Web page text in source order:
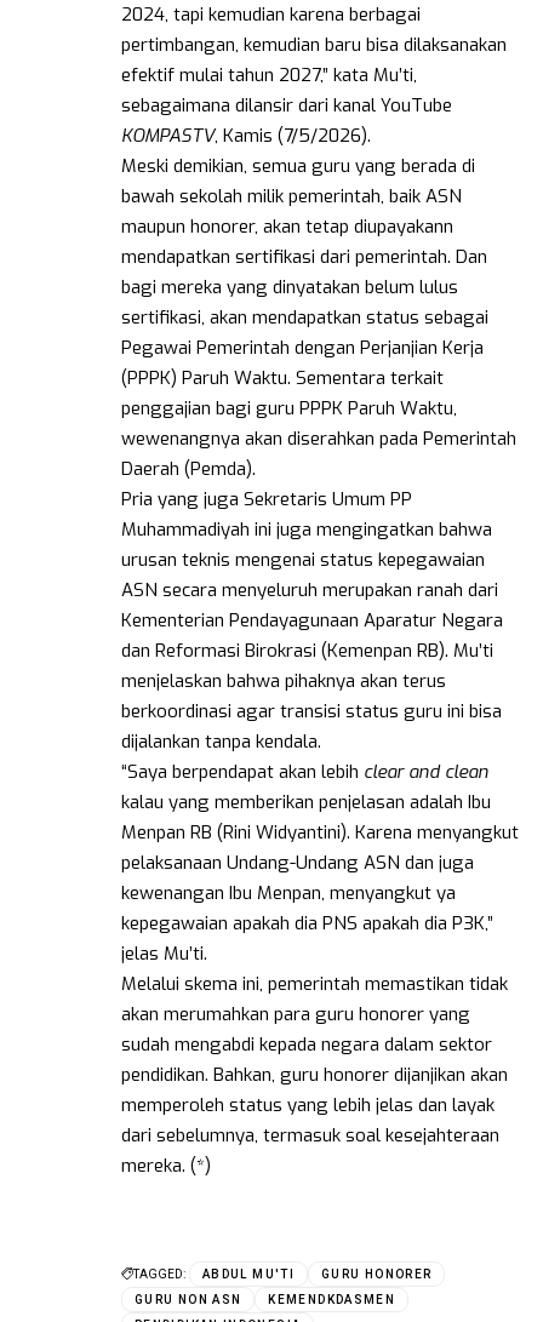
2024, tapi kemudian karena berbagai
pertimbangan, kemudian baru bisa dilaksanakan
efektif mulai tahun 2027,” kata Mu’ti,
sebagaimana dilansir dari kanal YouTube
KOMPASTV, Kamis (7/5/2026).
Meski demikian, semua guru yang berada di
bawah sekolah milik pemerintah, baik ASN
maupun honorer, akan tetap diupayakann
mendapatkan sertifikasi dari pemerintah. Dan
bagi mereka yang dinyatakan belum lulus
sertifikasi, akan mendapatkan status sebagai
Pegawai Pemerintah dengan Perjanjian Kerja
(PPPK) Paruh Waktu. Sementara terkait
penggajian bagi guru PPPK Paruh Waktu,
wewenangnya akan diserahkan pada Pemerintah
Daerah (Pemda).
Pria yang juga Sekretaris Umum PP
Muhammadiyah ini juga mengingatkan bahwa
urusan teknis mengenai status kepegawaian
ASN secara menyeluruh merupakan ranah dari
Kementerian Pendayagunaan Aparatur Negara
dan Reformasi Birokrasi (Kemenpan RB). Mu’ti
menjelaskan bahwa pihaknya akan terus
berkoordinasi agar transisi status guru ini bisa
dijalankan tanpa kendala.
“Saya berpendapat akan lebih clear and clean
kalau yang memberikan penjelasan adalah Ibu
Menpan RB (Rini Widyantini). Karena menyangkut
pelaksanaan Undang-Undang ASN dan juga
kewenangan Ibu Menpan, menyangkut ya
kepegawaian apakah dia PNS apakah dia P3K,”
jelas Mu’ti.
Melalui skema ini, pemerintah memastikan tidak
akan merumahkan para guru honorer yang
sudah mengabdi kepada negara dalam sektor
pendidikan. Bahkan, guru honorer dijanjikan akan
memperoleh status yang lebih jelas dan layak
dari sebelumnya, termasuk soal kesejahteraan
mereka. (*)
TAGGED: ABDUL MU'TI
GURU HONORER
GURU NON ASN
KEMENDKDASMEN